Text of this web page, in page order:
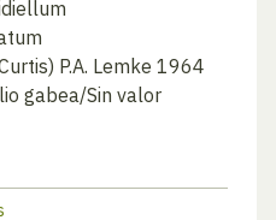
P.A. Lemke 1964
gabea/Sin valor